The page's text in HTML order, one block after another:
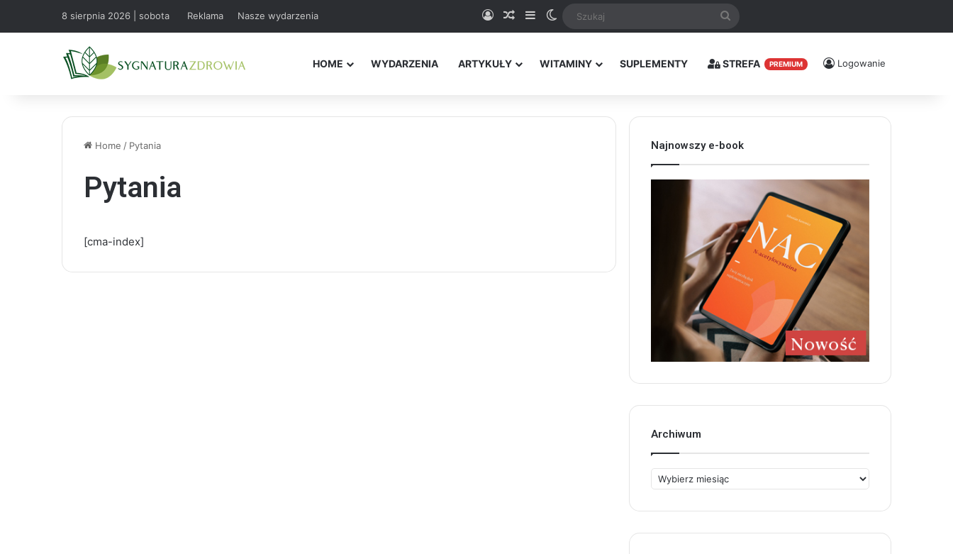
8 sierpnia 2026 | sobota Reklama Nasze wydarzenia Logowanie
Random Article
SidebarSwitch skin
HOME WYDARZENIA ARTYKUŁY WITAMINY SUPLEMENTY STREFA PREMIUM Logowanie
Home / Pytania
Pytania
[cma-index]
Najnowszy e-book
Archiwum
Archiwum